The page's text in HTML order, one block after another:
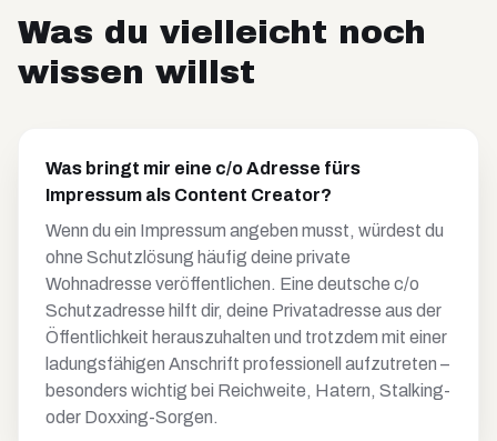
Was du vielleicht noch
wissen willst
Was bringt mir eine c/o Adresse fürs
Impressum als Content Creator?
Wenn du ein Impressum angeben musst, würdest du
ohne Schutzlösung häufig deine private
Wohnadresse veröffentlichen. Eine deutsche c/o
Schutzadresse hilft dir, deine Privatadresse aus der
Öffentlichkeit herauszuhalten und trotzdem mit einer
ladungsfähigen Anschrift professionell aufzutreten –
besonders wichtig bei Reichweite, Hatern, Stalking-
oder Doxxing-Sorgen.